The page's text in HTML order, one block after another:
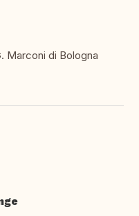
Marconi di Bologna